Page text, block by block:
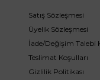
Satış Sözleşmesi
Üyelik Sözleşmesi
İade/Değişim Talebi
Teslimat Koşulları
Gizlilik Politikası